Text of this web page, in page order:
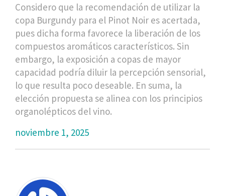
Considero que la recomendación de utilizar la
copa Burgundy para el Pinot Noir es acertada,
pues dicha forma favorece la liberación de los
compuestos aromáticos característicos. Sin
embargo, la exposición a copas de mayor
capacidad podría diluir la percepción sensorial,
lo que resulta poco deseable. En suma, la
elección propuesta se alinea con los principios
organolépticos del vino.
noviembre 1, 2025